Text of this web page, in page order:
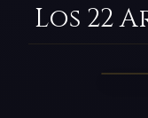
Los 22